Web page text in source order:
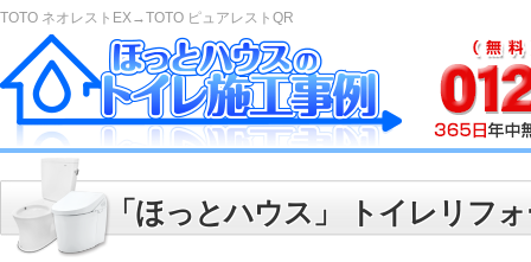
TOTO ネオレストEX→TOTO ピュアレストQR
「ほっとハウス」 トイレリフ